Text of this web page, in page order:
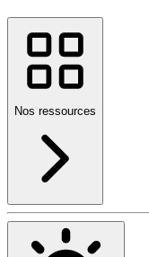
Nos ressources